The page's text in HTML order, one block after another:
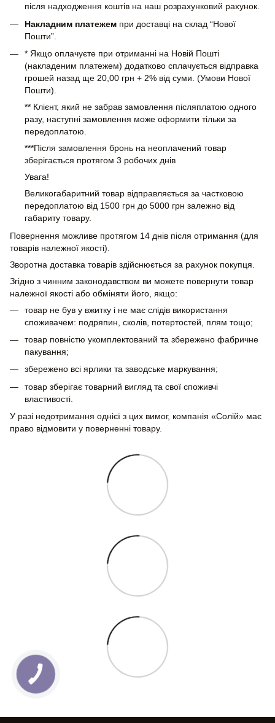
після надходження коштів на наш розрахунковий рахунок.
Накладним платежем при доставці на склад “Нової
Пошти”.
* Якщо оплачуєте при отриманні на Новій Пошті
(накладеним платежем) додатково сплачується відправка
грошей назад ще 20,00 грн + 2% від суми. (Умови Нової
Пошти).
** Клієнт, який не забрав замовлення післяплатою одного
разу, наступні замовлення може оформити тільки за
передоплатою.
***Після замовлення бронь на неоплачений товар
зберігається протягом 3 робочих днів
Увага!
Великогабаритний товар відправляється за частковою
передоплатою від 1500 грн до 5000 грн залежно від
габариту товару.
Повернення можливе протягом 14 днів після отримання (для
товарів належної якості).
Зворотна доставка товарів здійснюється за рахунок покупця.
Згідно з чинним законодавством ви можете повернути товар
належної якості або обміняти його, якщо:
товар не був у вжитку і не має слідів використання
споживачем: подряпин, сколів, потертостей, плям тощо;
товар повністю укомплектований та збережено фабричне
пакування;
збережено всі ярлики та заводське маркування;
товар зберігає товарний вигляд та свої споживчі
властивості.
У разі недотримання однієї з цих вимог, компанія «Солій» має
право відмовити у поверненні товару.